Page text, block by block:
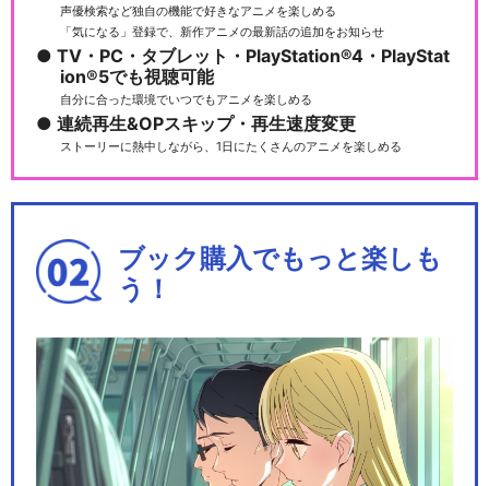
声優検索など独自の機能で好きなアニメを楽しめる
「気になる」登録で、新作アニメの最新話の追加をお知らせ
TV・PC・タブレット・PlayStation®4・PlayStat
ion®5でも視聴可能
自分に合った環境でいつでもアニメを楽しめる
連続再生&OPスキップ・再生速度変更
ストーリーに熱中しながら、1日にたくさんのアニメを楽しめる
ブック購入でもっと楽しも
う！